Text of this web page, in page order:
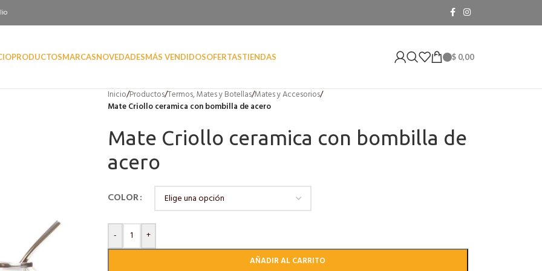
PRODUCTOSMARCASNOVEDADESMÁS VENDIDOSOFERTASTIENDAS $ 0,00
Inicio/Productos/Termos, Mates y Botellas/Mates y Accesorios/
Mate Criollo ceramica con bombilla de acero
Mate Criollo ceramica con bombilla de
acero
COLOR
-
+
AÑADIR AL CARRITO